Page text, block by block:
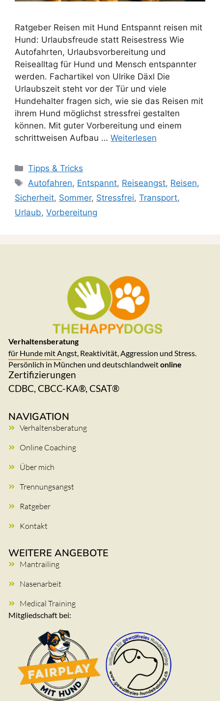
Ratgeber Reisen mit Hund Entspannt reisen mit
Hund: Urlaubsfreude statt Reisestress Wie
Autofahrten, Urlaubsvorbereitung und
Reisealltag für Hund und Mensch entspannter
werden. Fachartikel von Ulrike Däxl Die
Urlaubszeit steht vor der Tür und viele
Hundehalter fragen sich, wie sie das Reisen mit
ihrem Hund möglichst stressfrei gestalten
können. Mit guter Vorbereitung und einem
schrittweisen Aufbau … Weiterlesen
Tipps & Tricks
Autofahren, Entspannt, Reiseangst, Reisen,
Sicherheit, Sommer, Stressfrei, Transport,
Urlaub, Vorbereitung
Verhaltensberatung
für Hunde mit Angst, Reaktivität, Aggression und Stress.
Persönlich in München und deutschlandweitonline
Zertifizierungen
CDBC, CBCC-KA®, CSAT®
NAVIGATION
Verhaltensberatung
Online Coaching
Über mich
Trennungsangst
Ratgeber
Kontakt
WEITERE ANGEBOTE
Mantrailing
Nasenarbeit
Medical Training
Mitgliedschaft bei: